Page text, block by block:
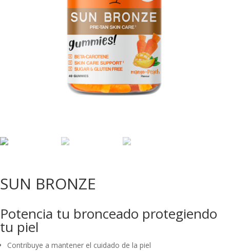
SUN BRONZE
Potencia tu bronceado protegiendo
tu piel
Contribuye a mantener el cuidado de la piel